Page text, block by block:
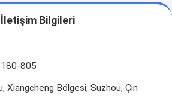
İletişim Bilgileri
805
Xiangcheng Bölgesi, Suzhou, Çin